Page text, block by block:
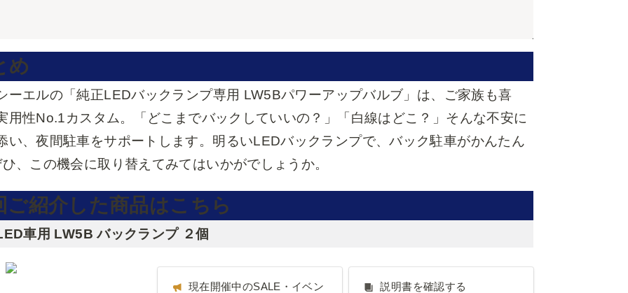
め
ーエルの「純正LEDバックランプ専用 LW5Bパワーアップバルブ」は、ご家族も喜
用性No.1カスタム。「どこまでバックしていいの？」「白線はどこ？」そんな不安に
い、夜間駐車をサポートします。明るいLEDバックランプで、バック駐車がかんたん
、この機会に取り替えてみてはいかがでしょうか。
ご紹介した商品はこちら
車用 LW5B バックランプ ２個
現在開催中のSALE・イベン
現在開催中のSALE・イベン
説明書を確認する
説明書を確認する